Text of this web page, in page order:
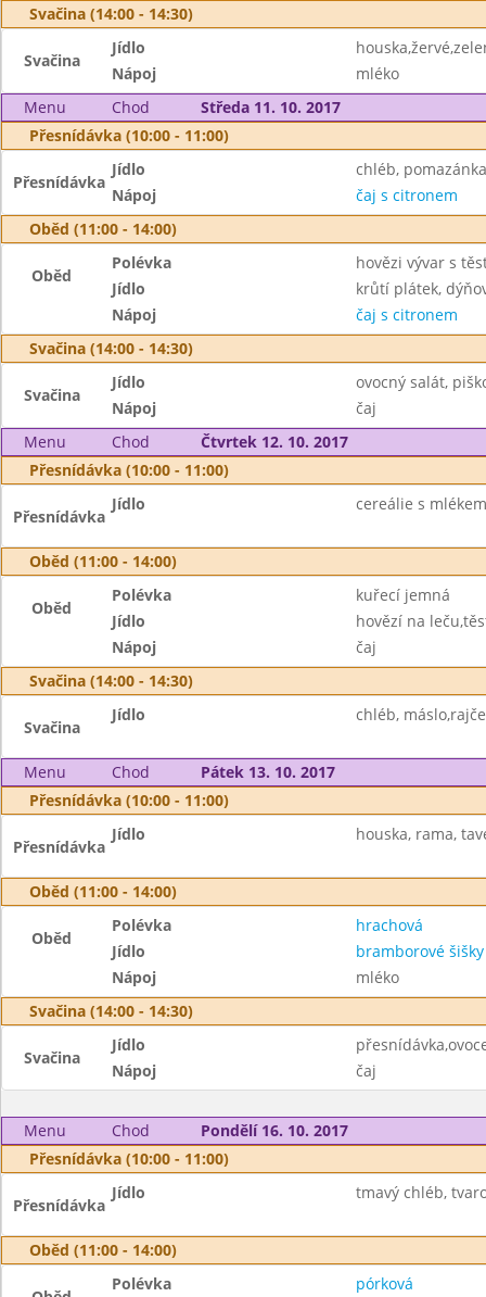
Svačina (14:00 - 14:30)
Svačina
Jídlo
Nápoj
mléko
Menu
Chod
Středa 11. 10. 2017
Přesnídávka (10:00 - 11:00)
Přesnídávka
Jídlo
chléb,
Nápoj
čaj s citronem
Oběd (11:00 - 14:00)
Oběd
Polévka
hovězi vývar s
Jídlo
krůtí plátek,
Nápoj
čaj s citronem
Svačina (14:00 - 14:30)
Svačina
Jídlo
ovocný salát,
Nápoj
čaj
Menu
Chod
Čtvrtek 12. 10. 2017
Přesnídávka (10:00 - 11:00)
Přesnídávka
Jídlo cereálie s
Oběd (11:00 - 14:00)
Oběd
Polévka
kuřecí jemná
Jídlo
hovězí na
Nápoj
čaj
Svačina (14:00 - 14:30)
Svačina
Jídlo chléb,
Menu Chod
Pátek 13. 10. 2017
Přesnídávka (10:00 - 11:00)
Přesnídávka
Jídlo houska, rama,
Oběd (11:00 - 14:00)
Oběd
Polévka
hrachová
Jídlo
bramborové
Nápoj
mléko
Svačina (14:00 - 14:30)
Svačina
Jídlo
Nápoj
čaj
Menu Chod
Pondělí 16. 10. 2017
Přesnídávka (10:00 - 11:00)
Přesnídávka
Jídlo tmavý chléb,
Oběd (11:00 - 14:00)
Polévka pórková